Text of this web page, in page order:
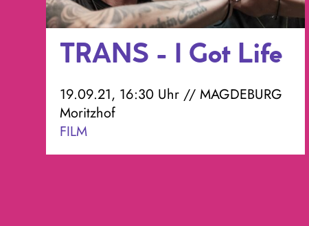
TRANS - I Got Life
19.09.21, 16:30 Uhr // MAGDEBURG
Moritzhof
FILM